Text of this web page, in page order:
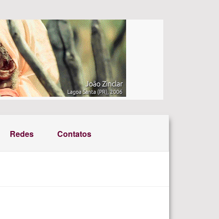
Redes Contatos